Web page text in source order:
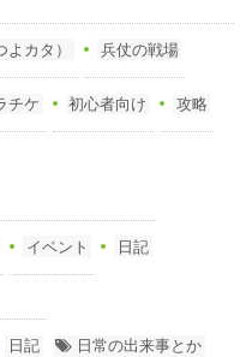
カタ） 兵仗の戦場
チケ 初心者向け 攻略
イベント 日記
日記 日常の出来事とか